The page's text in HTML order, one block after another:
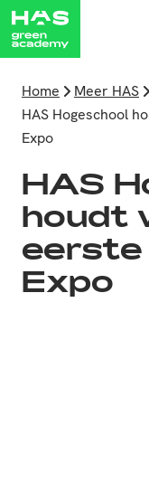
Home Meer HAS
HAS Hogeschool
Expo
HAS
houdt
eerste
Expo